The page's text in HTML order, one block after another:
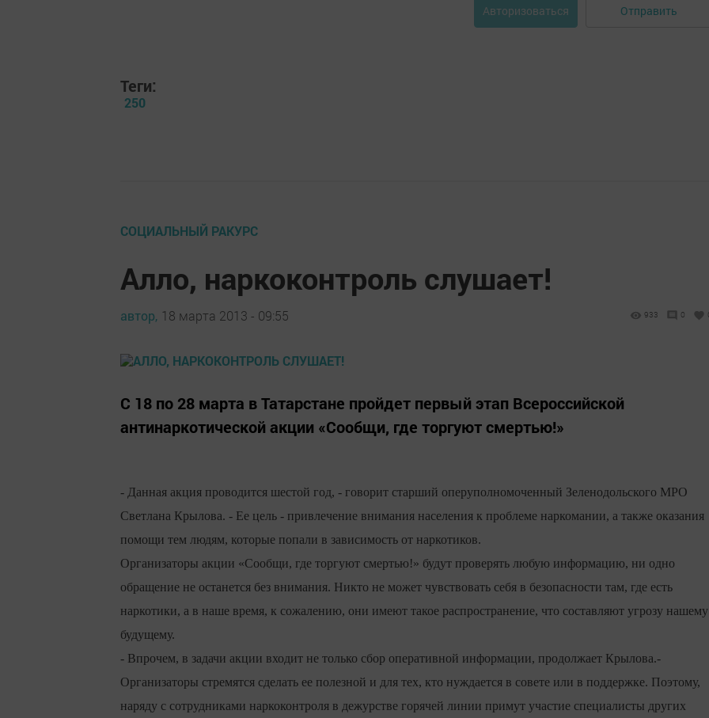
Авторизоваться Отправить
Теги:
250
СОЦИАЛЬНЫЙ РАКУРС
Алло, наркоконтроль слушает!
автор, 18 марта 2013 - 09:55 933 0
С 18 по 28 марта в Татарстане пройдет первый этап Всероссийской
антинаркотической акции «Сообщи, где торгуют смертью!»
- Данная акция проводится шестой год, - говорит старший оперуполномоченный Зеленодольского МРО
Светлана Крылова. - Ее цель - привлечение внимания населения к проблеме наркомании, а также оказания
помощи тем людям, которые попали в зависимость от наркотиков.
Организаторы акции «Сообщи, где торгуют смертью!» будут проверять любую информацию, ни одно
обращение не останется без внимания. Никто не может чувствовать себя в безопасности там, где есть
наркотики, а в наше время, к сожалению, они имеют такое распространение, что составляют угрозу нашему
будущему.
- Впрочем, в задачи акции входит не только сбор оперативной информации, продолжает Крылова.-
Организаторы стремятся сделать ее полезной и для тех, кто нуждается в совете или в поддержке. Поэтому,
наряду с сотрудниками наркоконтроля в дежурстве горячей линии примут участие специалисты других